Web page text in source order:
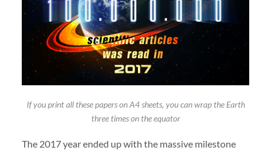
If you print all these papers on A4 sheets, you can wrap the Earth
three times on the equator
The 2017 year ended up with the massive milestone